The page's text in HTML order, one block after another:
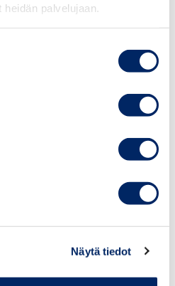
palvelujaan.
Näytä tiedot